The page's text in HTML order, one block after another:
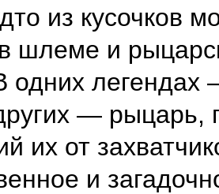
из кусочков
шлеме и
одних
—
их от
и